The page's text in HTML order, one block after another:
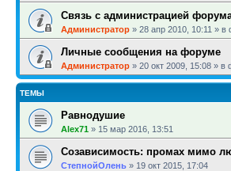
Связь с администрацией
Администратор » 28 апр 2010, 10:11 » в
Личные сообщения на форуме
Администратор » 20 окт 2009, 15:08 » в
ТЕМЫ
Равнодушие
Alex71 » 15 мар 2016, 13:51
Созависимость: промах мимо
СтепнойОлень » 19 окт 2015, 17:04